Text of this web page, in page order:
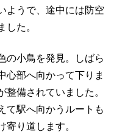
ようで、途中には防空
した。
の小鳥を発見。しばら
心部へ向かって下りま
備されていました。
て駅へ向かうルートも
寄り道します。